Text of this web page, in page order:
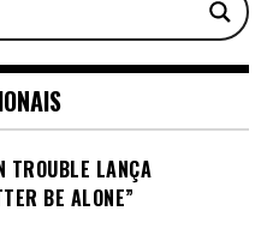
TROUBLE LANÇA
BE ALONE”